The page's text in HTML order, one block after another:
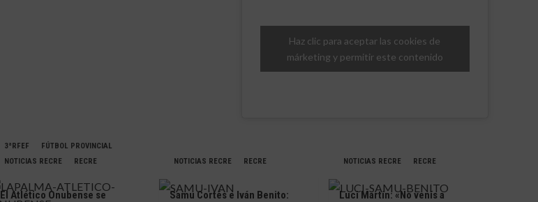
Haz clic para aceptar las cookies de
márketing y permitir este contenido
3ªRFEF
FÚTBOL PROVINCIAL
NOTICIAS RECRE
RECRE
El Atlético Onubense se
NOTICIAS RECRE RECRE
Samu Cortés e Iván Benito:
NOTICIAS RECRE RECRE
Luci Martín: «No venís a